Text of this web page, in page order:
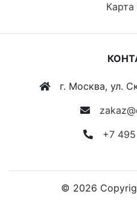
Карта
г. Москва, ул.
+7
© 2026